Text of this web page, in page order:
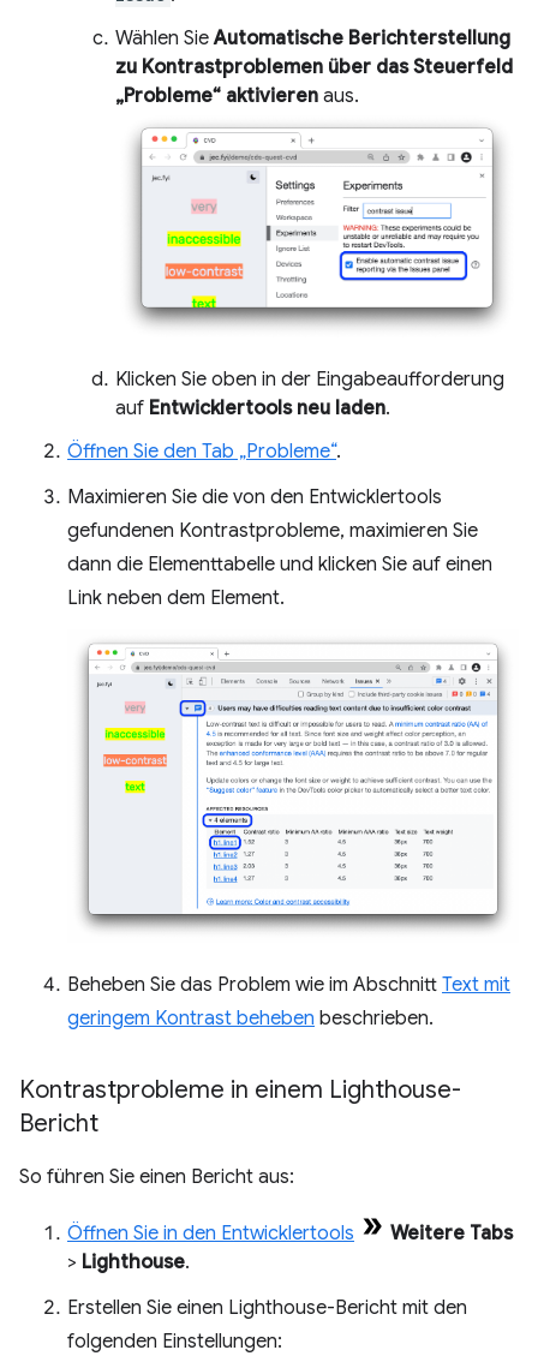
Wählen SieAutomatische Berichterstellung
zu Kontrastproblemen über das Steuerfeld
„Probleme“ aktivieren aus.
Klicken Sie oben in der Eingabeaufforderung
auf Entwicklertools neu laden.
Öffnen Sie den Tab „Probleme“.
Maximieren Sie die von den Entwicklertools
gefundenen Kontrastprobleme, maximieren Sie
dann die Elementtabelle und klicken Sie auf einen
Link neben dem Element.
Beheben Sie das Problem wie im Abschnitt Text mit
geringem Kontrast beheben beschrieben.
Kontrastprobleme in einem Lighthouse-
Bericht
So führen Sie einen Bericht aus:
Öffnen Sie in den Entwicklertools
Weitere Tabs
> Lighthouse.
Erstellen Sie einen Lighthouse-Bericht mit den
folgenden Einstellungen: